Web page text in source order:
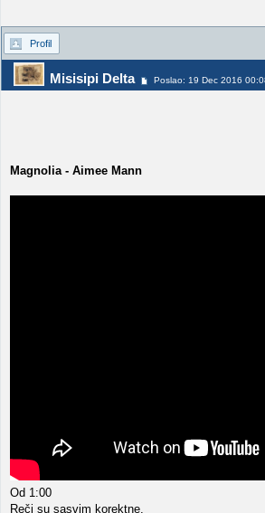
Profil
Misisipi Delta Poslao: 19 Dec 2016
Magnolia - Aimee Mann
Od 1:00
Reči su sasvim korektne.